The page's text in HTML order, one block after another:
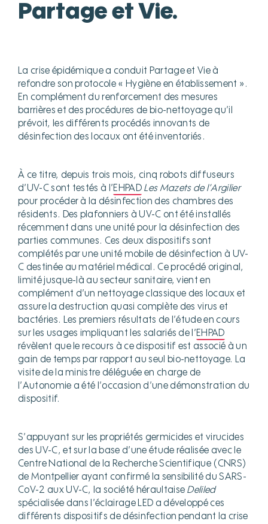
Partage et Vie.
La crise épidémique a conduit Partage et Vie à
refondre son protocole « Hygiène en établissement ».
En complément du renforcement des mesures
barrières et des procédures de bio-nettoyage qu’il
prévoit, les différents procédés innovants de
désinfection des locaux ont été inventoriés.
À ce titre, depuis trois mois, cinq robots diffuseurs
d’UV-C sont testés à l’EHPAD Les Mazets de l’Argilier
pour procéder à la désinfection des chambres des
résidents. Des plafonniers à UV-C ont été installés
récemment dans une unité pour la désinfection des
parties communes. Ces deux dispositifs sont
complétés par une unité mobile de désinfection à UV-
C destinée au matériel médical. Ce procédé original,
limité jusque-là au secteur sanitaire, vient en
complément d’un nettoyage classique des locaux et
assure la destruction quasi complète des virus et
bactéries. Les premiers résultats de l’étude en cours
sur les usages impliquant les salariés de l’EHPAD
révèlent que le recours à ce dispositif est associé à un
gain de temps par rapport au seul bio-nettoyage. La
visite de la ministre déléguée en charge de
l’Autonomie a été l’occasion d’une démonstration du
dispositif.
S’appuyant sur les propriétés germicides et virucides
des UV-C, et sur la base d’une étude réalisée avec le
Centre National de la Recherche Scientifique (CNRS)
de Montpellier ayant confirmé la sensibilité du SARS-
CoV-2 aux UV-C, la société héraultaise Deliled
spécialisée dans l’éclairage LED a développé ces
différents dispositifs de désinfection pendant la crise